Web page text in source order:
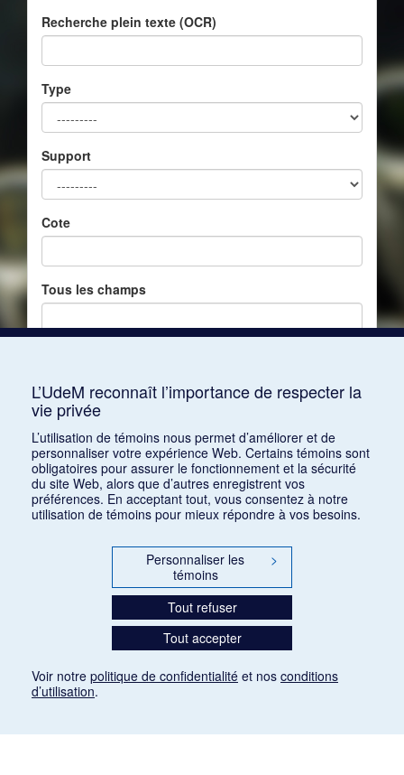
Recherche plein texte (OCR)
Type
Support
Cote
Tous les champs
Classer par :auteur (a) |auteur (d)|date (a)|date (d)
(a) |titre (d)|ajout récent
L’UdeM reconnaît l’importance de respecter la
vie privée
L’utilisation de témoins nous permet d’améliorer et de
personnaliser votre expérience Web. Certains témoins sont
obligatoires pour assurer le fonctionnement et la sécurité
du site Web, alors que d’autres enregistrent vos
préférences. En acceptant tout, vous consentez à notre
utilisation de témoins pour mieux répondre à vos besoins.
Personnaliser les
témoins
>
Tout refuser
Tout accepter
Voir notre politique de confidentialité et nos conditions
d’utilisation.